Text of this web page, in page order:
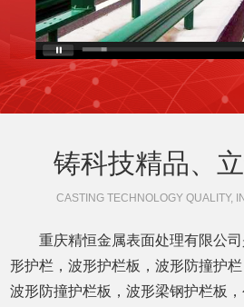
铸科技精品、
CASTING TECHNOLOGY QUALITY,
重庆精恒金属表面处理有限公
形护栏，波形护栏板，波形防撞护
波形防撞护栏板，波形梁钢护栏板